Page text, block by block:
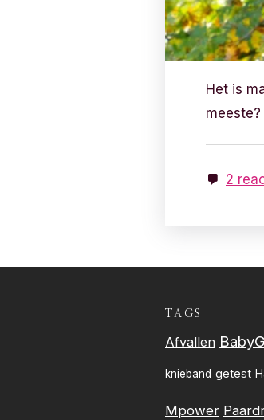
Het is
meeste?
2
TAGS
Afvallen
knieband getest
Mpower